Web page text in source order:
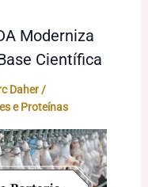
Moderniza
Científica
Daher /
e Proteínas